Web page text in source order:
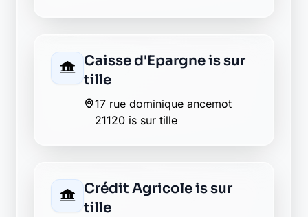
Caisse d'Epargne is sur
tille
17 rue dominique ancemot
21120 is sur tille
Crédit Agricole is sur
tille